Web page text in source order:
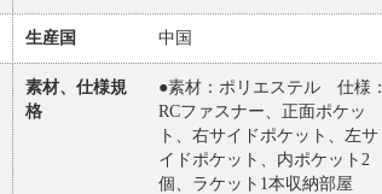
生産国 中国
素材、仕様規
格
●素材：ポリエステル 仕様：
RCファスナー、正面ポケッ
ト、右サイドポケット、左サ
イドポケット、内ポケット2
個、ラケット1本収納部屋